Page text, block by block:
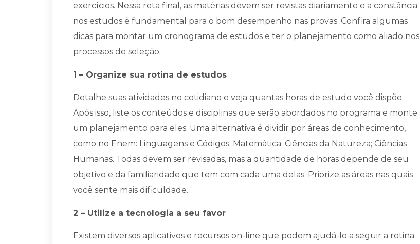
exercícios. Nessa reta final, as matérias devem ser revistas diariamente e a constância
nos estudos é fundamental para o bom desempenho nas provas. Confira algumas
dicas para montar um cronograma de estudos e ter o planejamento como aliado nos
processos de seleção.
1 – Organize sua rotina de estudos
Detalhe suas atividades no cotidiano e veja quantas horas de estudo você dispõe.
Após isso, liste os conteúdos e disciplinas que serão abordados no programa e monte
um planejamento para eles. Uma alternativa é dividir por áreas de conhecimento,
como no Enem: Linguagens e Códigos; Matemática; Ciências da Natureza; Ciências
Humanas. Todas devem ser revisadas, mas a quantidade de horas depende de seu
objetivo e da familiaridade que tem com cada uma delas. Priorize as áreas nas quais
você sente mais dificuldade.
2 – Utilize a tecnologia a seu favor
Existem diversos aplicativos e recursos on-line que podem ajudá-lo a seguir a rotina